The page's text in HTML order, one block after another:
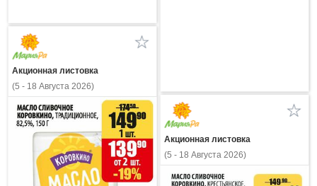
Акционная листовка
(5 - 18 Августа 2026)
Акционная листовка
(5 - 18 Августа 2026)